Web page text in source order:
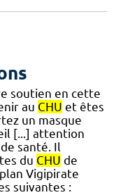
soutien en cette
au CHU et êtes
un masque
[...] attention
santé. Il
du CHU de
Vigipirate
suivantes :